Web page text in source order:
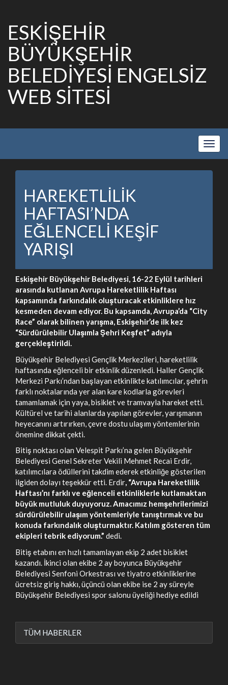
ESKİŞEHİR
BÜYÜKŞEHİR
BELEDİYESİ ENGELSİZ
WEB SİTESİ
Show
HAREKETLİLİK
HAFTASI’NDA
EĞLENCELİ KEŞİF
YARIŞI
Eskişehir Büyükşehir Belediyesi, 16-22 Eylül tarihleri
arasında kutlanan Avrupa Hareketlilik Haftası
kapsamında farkındalık oluşturacak etkinliklere hız
kesmeden devam ediyor. Bu kapsamda, Avrupa’da “City
Race” olarak bilinen yarışma, Eskişehir’de ilk kez
“Sürdürülebilir Ulaşımla Şehri Keşfet” adıyla
gerçekleştirildi.
Büyükşehir Belediyesi Gençlik Merkezileri, hareketlilik
haftasında eğlenceli bir etkinlik düzenledi. Haller Gençlik
Merkezi Parkı’ndan başlayan etkinlikte katılımcılar, şehrin
farklı noktalarında yer alan kare kodlarla görevleri
tamamlamak için yaya, bisiklet ve tramvayla hareket etti.
Kültürel ve tarihi alanlarda yapılan görevler, yarışmanın
heyecanını artırırken, çevre dostu ulaşım yöntemlerinin
önemine dikkat çekti.
Bitiş noktası olan Velespit Parkı’na gelen Büyükşehir
Belediyesi Genel Sekreter Vekili Mehmet Recai Erdir,
katılımcılara ödüllerini takdim ederek etkinliğe gösterilen
ilgiden dolayı teşekkür etti. Erdir, “Avrupa Hareketlilik
Haftası’nı farklı ve eğlenceli etkinliklerle kutlamaktan
büyük mutluluk duyuyoruz. Amacımız hemşehrilerimizi
sürdürülebilir ulaşım yöntemleriyle tanıştırmak ve bu
konuda farkındalık oluşturmaktır. Katılım gösteren tüm
ekipleri tebrik ediyorum.” dedi.
Bitiş etabını en hızlı tamamlayan ekip 2 adet bisiklet
kazandı. İkinci olan ekibe 2 ay boyunca Büyükşehir
Belediyesi Senfoni Orkestrası ve tiyatro etkinliklerine
ücretsiz giriş hakkı, üçüncü olan ekibe ise 2 ay süreyle
Büyükşehir Belediyesi spor salonu üyeliği hediye edildi
TÜM HABERLER